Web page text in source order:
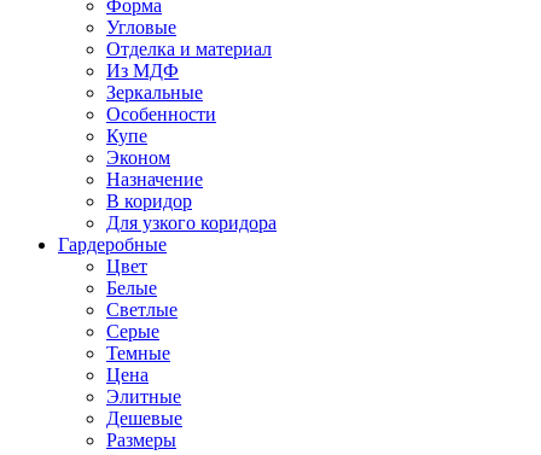
Форма
Угловые
Отделка и материал
Из МДФ
Зеркальные
Особенности
Купе
Эконом
Назначение
В коридор
Для узкого коридора
Гардеробные
Цвет
Белые
Светлые
Серые
Темные
Цена
Элитные
Дешевые
Размеры